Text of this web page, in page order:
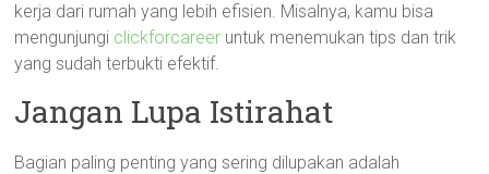
kerja dari rumah yang lebih efisien. Misalnya, kamu bisa
mengunjungi clickforcareer untuk menemukan tips dan trik
yang sudah terbukti efektif.
Jangan Lupa Istirahat
Bagian paling penting yang sering dilupakan adalah